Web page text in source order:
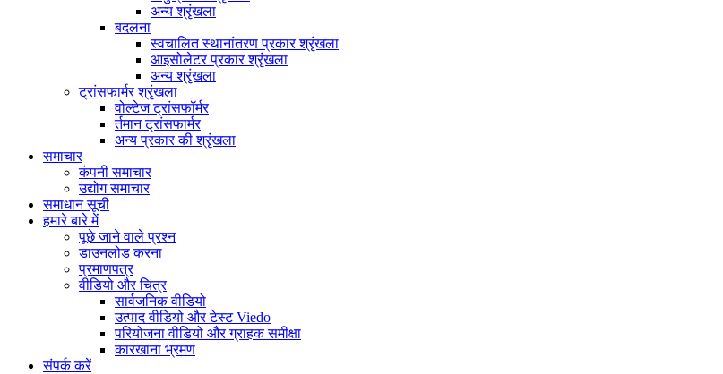
अन्य श्रृंखला
बदलना
स्वचालित स्थानांतरण प्रकार श्रृंखला
आइसोलेटर प्रकार श्रृंखला
अन्य श्रृंखला
ट्रांसफार्मर श्रृंखला
वोल्टेज ट्रांसफॉर्मर
र्तमान ट्रांसफार्मर
अन्य प्रकार की श्रृंखला
समाचार
कंपनी समाचार
उद्योग समाचार
समाधान सूची
हमारे बारे में
पूछे जाने वाले प्रश्न
डाउनलोड करना
प्रमाणपत्र
वीडियो और चित्र
सार्वजनिक वीडियो
उत्पाद वीडियो और टेस्ट Viedo
परियोजना वीडियो और ग्राहक समीक्षा
कारखाना भ्रमण
संपर्क करें